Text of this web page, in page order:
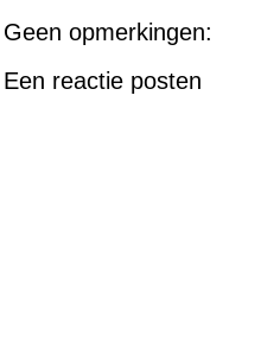
Geen opmerkingen:
Een reactie posten